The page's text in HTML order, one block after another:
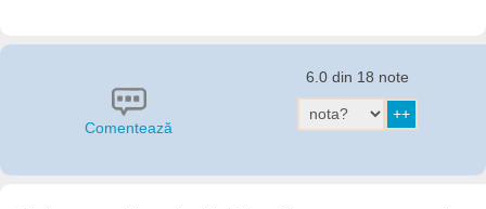
Comentează
6.0 din 18 note